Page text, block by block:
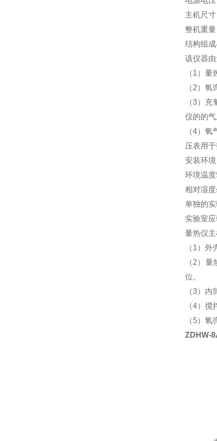
主机尺
整机重
结构组
该仪器
（1）
（2）
（3）
仪的的
（4）
压表用
安装环境
环境温
相对湿
单独的
实验室
量热仪
（1）外
（2）量
位。
（3）内
（4）搅
（5）氧
ZDHW-